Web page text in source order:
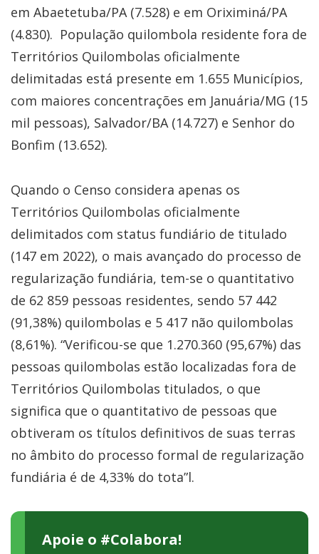
em Abaetetuba/PA (7.528) e em Oriximiná/PA
(4.830). População quilombola residente fora de
Territórios Quilombolas oficialmente
delimitadas está presente em 1.655 Municípios,
com maiores concentrações em Januária/MG (15
mil pessoas), Salvador/BA (14.727) e Senhor do
Bonfim (13.652).
Quando o Censo considera apenas os
Territórios Quilombolas oficialmente
delimitados com status fundiário de titulado
(147 em 2022), o mais avançado do processo de
regularização fundiária, tem-se o quantitativo
de 62 859 pessoas residentes, sendo 57 442
(91,38%) quilombolas e 5 417 não quilombolas
(8,61%). “Verificou-se que 1.270.360 (95,67%) das
pessoas quilombolas estão localizadas fora de
Territórios Quilombolas titulados, o que
significa que o quantitativo de pessoas que
obtiveram os títulos definitivos de suas terras
no âmbito do processo formal de regularização
fundiária é de 4,33% do tota”l.
Apoie o #Colabora!